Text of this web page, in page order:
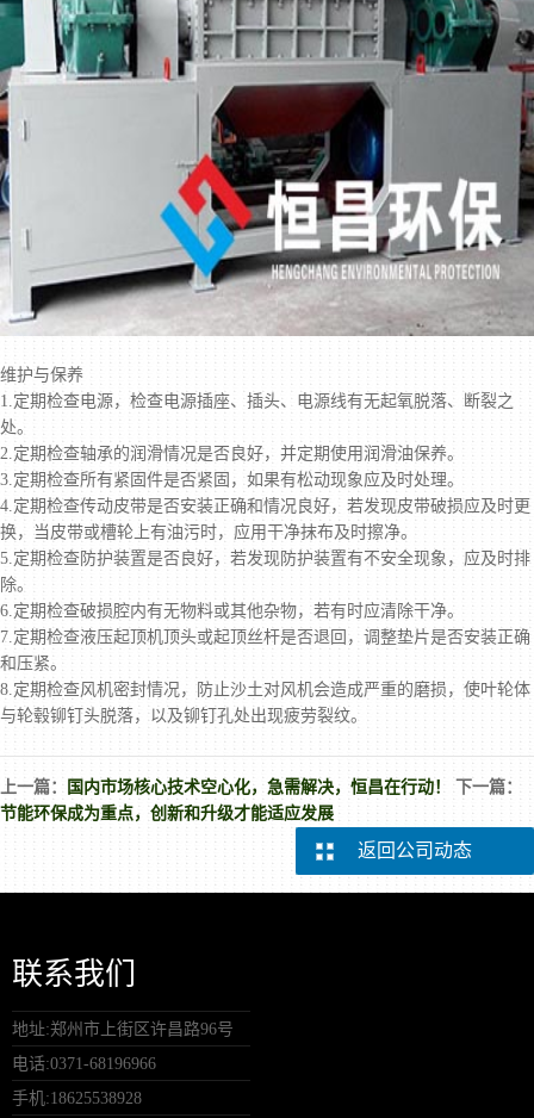
维护与保养
1.定期检查电源，检查电源插座、插头、电源线有无起氧脱落、断裂之
处。
2.定期检查轴承的润滑情况是否良好，并定期使用润滑油保养。
3.定期检查所有紧固件是否紧固，如果有松动现象应及时处理。
4.定期检查传动皮带是否安装正确和情况良好，若发现皮带破损应及时更
换，当皮带或槽轮上有油污时，应用干净抹布及时擦净。
5.定期检查防护装置是否良好，若发现防护装置有不安全现象，应及时排
除。
6.定期检查破损腔内有无物料或其他杂物，若有时应清除干净。
7.定期检查液压起顶机顶头或起顶丝杆是否退回，调整垫片是否安装正确
和压紧。
8.定期检查风机密封情况，防止沙土对风机会造成严重的磨损，使叶轮体
与轮毂铆钉头脱落，以及铆钉孔处出现疲劳裂纹。
上一篇： 国内市场核心技术空心化，急需解决，恒昌在行动！ 下一篇：
节能环保成为重点，创新和升级才能适应发展
返回公司动态
联系我们
地址:郑州市上街区许昌路96号
电话:0371-68196966
手机:18625538928